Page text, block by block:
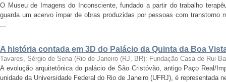
O Museu de Imagens do Inconsciente, fundado a partir do trabalho
guarda um acervo ímpar de obras produzidas por pessoas com transtorno
A história contada em 3D do Palácio da Quinta da Boa
Tavares, Sérgio de Sena (Rio de Janeiro (RJ, BR): Fundação Casa de Rui
A evolução arquitetônica do palácio de São Cristóvão, antigo Paço Real/
unidade da Universidade Federal do Rio de Janeiro (UFRJ), é representada